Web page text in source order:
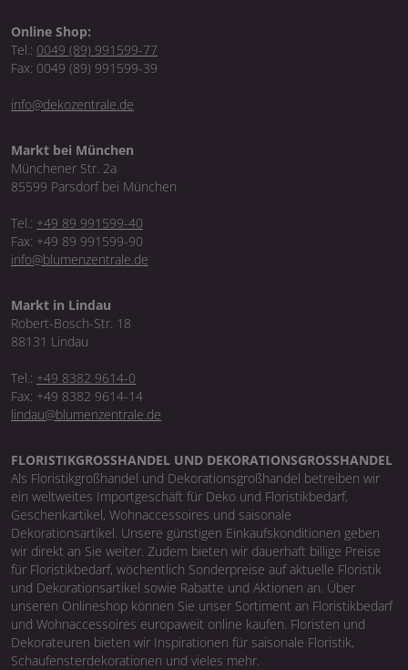
Online Shop:
Tel.: 0049 (89) 991599-77
Fax: 0049 (89) 991599-39
info@dekozentrale.de
Markt bei München
Münchener Str. 2a
85599 Parsdorf bei München
Tel.: +49 89 991599-40
Fax: +49 89 991599-90
info@blumenzentrale.de
Markt in Lindau
Robert-Bosch-Str. 18
88131 Lindau
Tel.: +49 8382 9614-0
Fax: +49 8382 9614-14
lindau@blumenzentrale.de
FLORISTIKGROSSHANDEL UND DEKORATIONSGROSSHANDEL
Als Floristikgroßhandel und Dekorationsgroßhandel betreiben wir
ein weltweites Importgeschäft für Deko und Floristikbedarf,
Geschenkartikel, Wohnaccessoires und saisonale
Dekorationsartikel. Unsere günstigen Einkaufskonditionen geben
wir direkt an Sie weiter. Zudem bieten wir dauerhaft billige Preise
für Floristikbedarf, wöchentlich Sonderpreise auf aktuelle Floristik
und Dekorationsartikel sowie Rabatte und Aktionen an. Über
unseren Onlineshop können Sie unser Sortiment an Floristikbedarf
und Wohnaccessoires europaweit online kaufen. Floristen und
Dekorateuren bieten wir Inspirationen für saisonale Floristik,
Schaufensterdekorationen und vieles mehr.